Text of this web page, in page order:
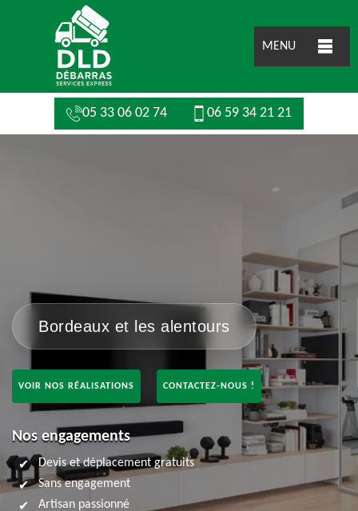
MENU
05 33 06 02 74 06 59 34 21 21
Bordeaux et les alentours
VOIR NOS RÉALISATIONS CONTACTEZ-NOUS !
Nos engagements
Devis et déplacement gratuits
Sans engagement
Artisan passionné